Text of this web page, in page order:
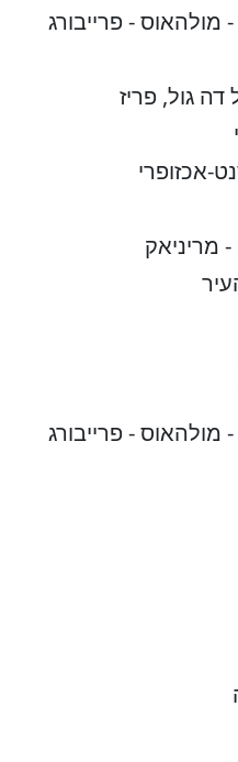
- פרייבורג
גול, פריז
אכזופרי
מריניאק
- פרייבורג